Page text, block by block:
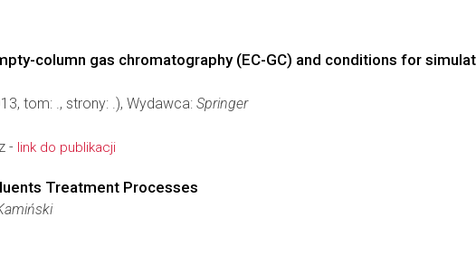
column gas chromatography (EC-GC) and conditions for
tom: ., strony: .), Wydawca: Springer
- link do publikacji
Treatment Processes